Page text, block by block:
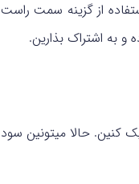
از گزینه سمت راست
به اشتراک بذارین.
کنین. حالا میتونین سود